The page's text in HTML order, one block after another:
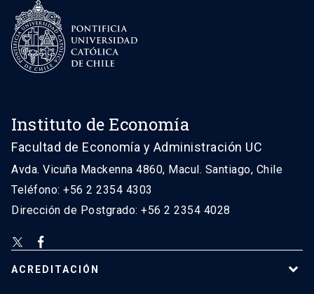
Instituto de Economía
Facultad de Economía y Administración UC
Avda. Vicuña Mackenna 4860, Macul. Santiago, Chile
Teléfono: +56 2 2354 4303
Dirección de Postgrado: +56 2 2354 4028
ACREDITACIÓN